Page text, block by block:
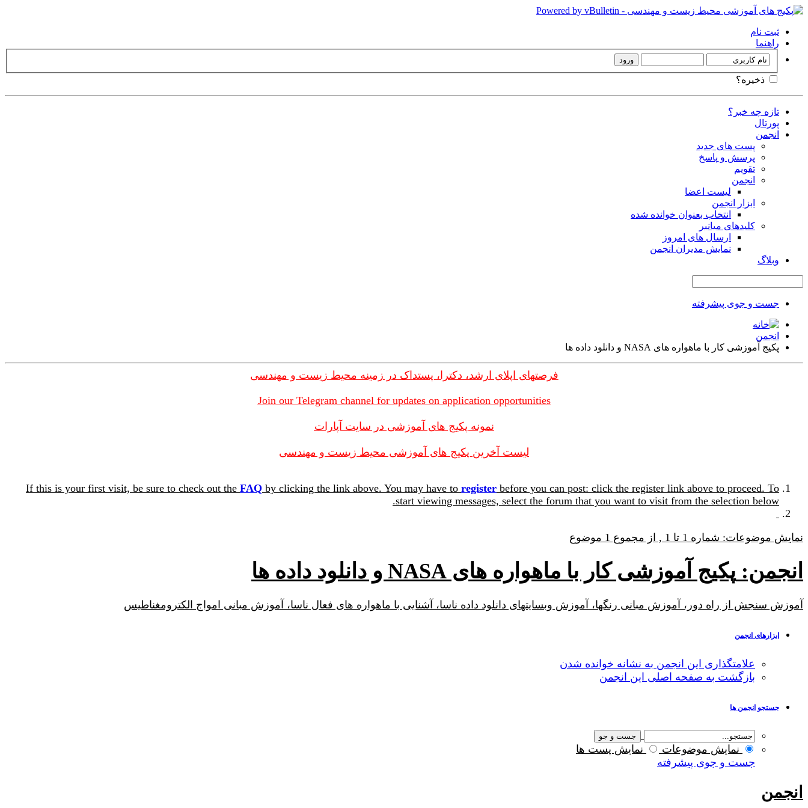
ثبت نام
راهنما
ذخیره؟
تازه چه خبر؟
پورتال
انجمن
پست های جدید
پرسش و پاسخ
تقویم
انجمن
لیست اعضا
ابزار انجمن
انتخاب بعنوان خوانده شده
کلیدهای میانبر
ارسال های امروز
نمایش مدیران انجمن
وبلاگ
جست و جوی پیشرفته
انجمن
پکیج آموزشی کار با ماهواره های NASA و دانلود داده ها
فرصتهای اپلای ارشد، دکترا، پستداک در زمینه محیط زیست و مهندسی
Join our Telegram channel for updates on application opportunities
نمونه پکیج های آموزشی در سایت آپارات
لیست آخرین پکیج های آموزشی محیط زیست و مهندسی
If this is your first visit, be sure to check out the FAQ by clicking the link above. You may have to register before you can post: click the register link above to proceed. To
start viewing messages, select the forum that you want to visit from the selection below.
نمایش موضوعات: شماره 1 تا 1 , از مجموع ‍1 موضوع
انجمن: پکیج آموزشی کار با ماهواره های NASA و دانلود داده ها
آموزش سنجش از راه دور، آموزش مبانی رنگها، آموزش وبسایتهای دانلود داده ناسا، آشنایی با ماهواره های فعال ناسا، آموزش مبانی امواج الکترومغناطیس
ابزارهای انجمن
علامتگذاری این انجمن به نشانه خوانده شدن
بازگشت به صفحه اصلی این انجمن
جستجو انجمن ها
نمایش موضوعات
نمایش پست ها
جست و جوی پیشرفته
انجمن